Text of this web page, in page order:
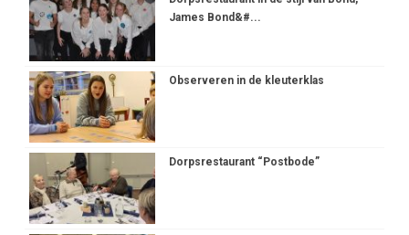
James Bond&#...
Observeren in de kleuterklas
Dorpsrestaurant “Postbode”